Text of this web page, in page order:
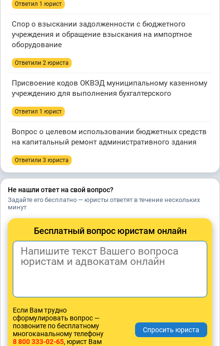
Ответил 1 юрист
Спор о взыскании задолженности с бюджетного
учреждения и обращение взыскания на импортное
оборудование
Ответили 2 юристa
Присвоение кодов ОКВЭД муниципальному казенному
учреждению для выполнения бухгалтерского
Ответил 1 юрист
Вопрос о целевом использовании бюджетных средств
на капитальный ремонт административного здания
Ответили 3 юристa
Не нашли ответ на свой вопрос?
Задайте его бесплатно — юристы ответят в течение нескольких
минут
Бесплатный вопрос юристам онлайн
Если Вам трудно
сформулировать вопрос —
позвоните по бесплатному
многоканальному телефону
8 800 333-02-65, юрист Вам